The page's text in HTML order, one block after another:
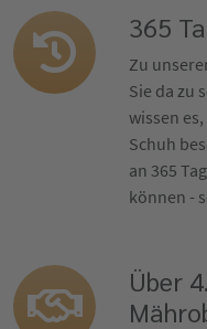
365
Zu
Sie da zu
wissen
Schuh
an 365
können -
Über